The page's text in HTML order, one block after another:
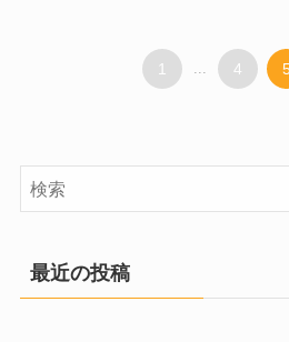
1 ... 4
最近の投稿